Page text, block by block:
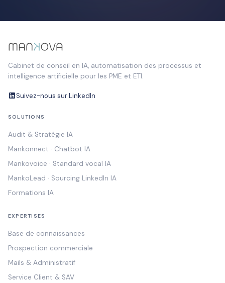
Cabinet de conseil en IA, automatisation des processus et
intelligence artificielle pour les PME et ETI.
Suivez-nous sur LinkedIn
SOLUTIONS
Audit & Stratégie IA
Mankonnect · Chatbot IA
Mankovoice · Standard vocal IA
MankoLead · Sourcing LinkedIn IA
Formations IA
EXPERTISES
Base de connaissances
Prospection commerciale
Mails & Administratif
Service Client & SAV